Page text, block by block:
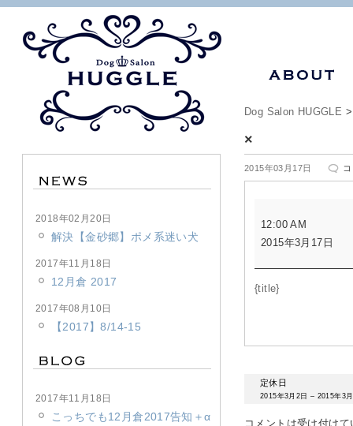
Dog Salon HUGGLE
×
2015年03月17日
×
は
12:00 AM
2015年3月17日
{title}
定休日
2015年3月2日 – 2015年3
コメントは受け付け
2018年02月20日
解決【金砂郷】ポメ系迷い犬
2017年11月18日
12月倉 2017
2017年08月10日
【2017】8/14-15
2017年11月18日
こっちでも12月倉2017告知＋α